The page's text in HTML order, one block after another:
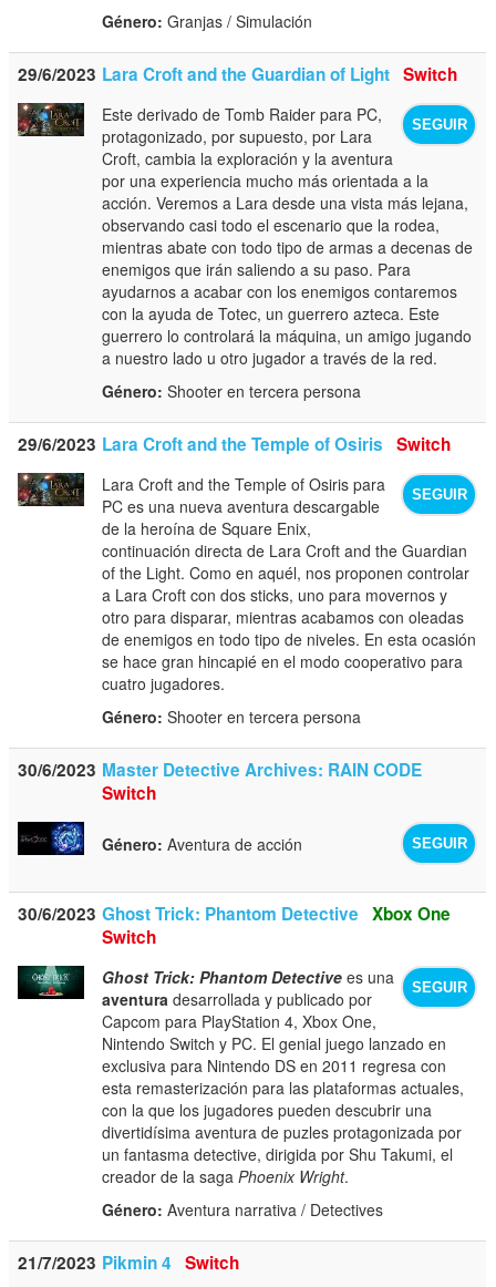
Género: Granjas / Simulación
29/6/2023 Lara Croft and the Guardian of Light Switch
SEGUIR
Este derivado de Tomb Raider para PC,
protagonizado, por supuesto, por Lara
Croft, cambia la exploración y la aventura
por una experiencia mucho más orientada a la
acción. Veremos a Lara desde una vista más lejana,
observando casi todo el escenario que la rodea,
mientras abate con todo tipo de armas a decenas de
enemigos que irán saliendo a su paso. Para
ayudarnos a acabar con los enemigos contaremos
con la ayuda de Totec, un guerrero azteca. Este
guerrero lo controlará la máquina, un amigo jugando
a nuestro lado u otro jugador a través de la red.
Género: Shooter en tercera persona
29/6/2023 Lara Croft and the Temple of Osiris Switch
SEGUIR
Lara Croft and the Temple of Osiris para
PC es una nueva aventura descargable
de la heroína de Square Enix,
continuación directa de Lara Croft and the Guardian
of the Light. Como en aquél, nos proponen controlar
a Lara Croft con dos sticks, uno para movernos y
otro para disparar, mientras acabamos con oleadas
de enemigos en todo tipo de niveles. En esta ocasión
se hace gran hincapié en el modo cooperativo para
cuatro jugadores.
Género: Shooter en tercera persona
30/6/2023 Master Detective Archives: RAIN CODE
Switch
SEGUIR
Género: Aventura de acción
30/6/2023 Ghost Trick: Phantom Detective
Xbox One
Switch
SEGUIR
Ghost Trick: Phantom Detective es una
aventura desarrollada y publicado por
Capcom para PlayStation 4, Xbox One,
Nintendo Switch y PC. El genial juego lanzado en
exclusiva para Nintendo DS en 2011 regresa con
esta remasterización para las plataformas actuales,
con la que los jugadores pueden descubrir una
divertidísima aventura de puzles protagonizada por
un fantasma detective, dirigida por Shu Takumi, el
creador de la sagaPhoenix Wright.
Género: Aventura narrativa / Detectives
21/7/2023 Pikmin 4 Switch